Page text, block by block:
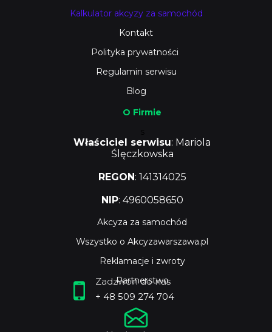
Zadzwoń do nas
+ 48 509 274 704
O Firmie
Właściciel serwisu: Mariola
Ślęczkowska
REGON: 141314025
NIP: 4960058650
Akcyza za samochód
Wszystko o Akcyzawarszawa.pl
Reklamacje i zwroty
Partnerstwo
Kalkulator akcyzy za samochód
Kontakt
Polityka prywatności
Regulamin serwisu
Blog